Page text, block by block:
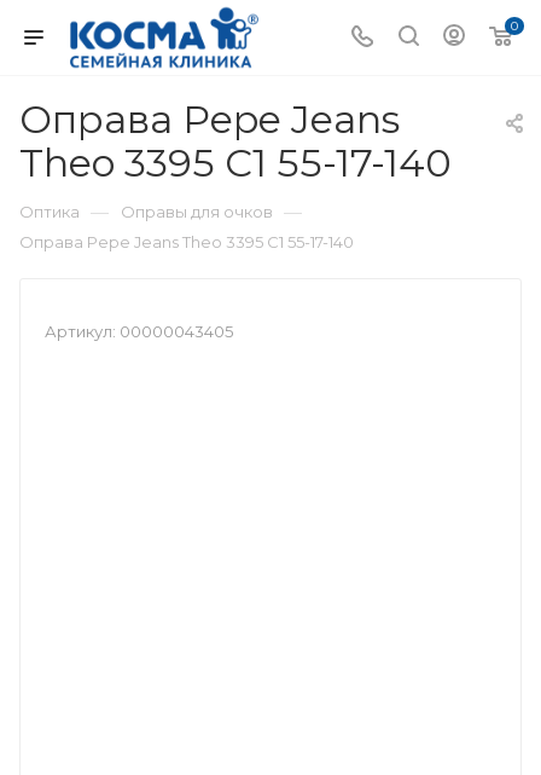
0
Оправа Pepe Jeans
Theo 3395 C1 55-17-140
Оптика — Оправы для очков —
Оправа Pepe Jeans Theo 3395 C1 55-17-140
Артикул: 00000043405